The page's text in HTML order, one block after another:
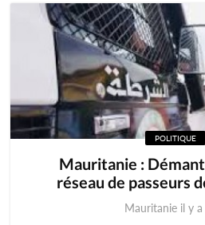
POLITIQUE
Mauritanie :
réseau de passeurs
Mauritanie il y a